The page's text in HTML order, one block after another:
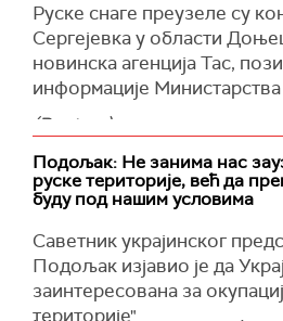
Руске снаге преузеле су
Сергејевка у области
новинска агенција Тас,
информације
(Reuters)
Подољак: Не занима нас
руске територије, већ да
буду под нашим условима
Саветник украјинског
Подољак изјавио је да
заинтересована за
територије".